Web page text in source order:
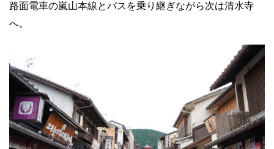
路面電車の嵐山本線とバスを乗り継ぎながら次は清水寺
へ。